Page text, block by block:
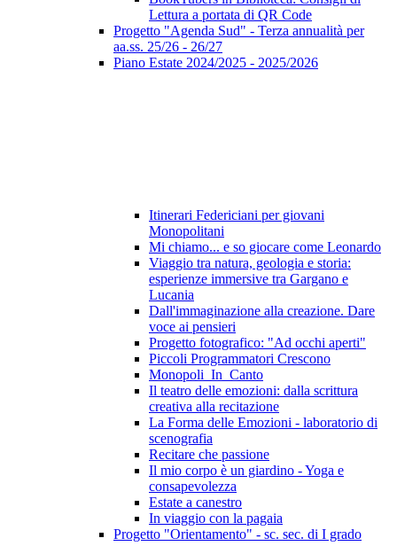
Lettura a portata di QR Code
Progetto "Agenda Sud" - Terza annualità per
aa.ss. 25/26 - 26/27
Piano Estate 2024/2025 - 2025/2026
Itinerari Federiciani per giovani
Monopolitani
Mi chiamo... e so giocare come Leonardo
Viaggio tra natura, geologia e storia:
esperienze immersive tra Gargano e
Lucania
Dall'immaginazione alla creazione. Dare
voce ai pensieri
Progetto fotografico: "Ad occhi aperti"
Piccoli Programmatori Crescono
Monopoli_In_Canto
Il teatro delle emozioni: dalla scrittura
creativa alla recitazione
La Forma delle Emozioni - laboratorio di
scenografia
Recitare che passione
Il mio corpo è un giardino - Yoga e
consapevolezza
Estate a canestro
In viaggio con la pagaia
Progetto "Orientamento" - sc. sec. di I grado